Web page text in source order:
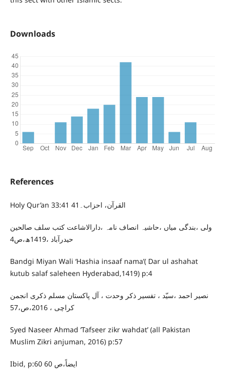
Downloads
References
Holy Qur’an 33:41 القرآن، احزاب۔41
ولی ،بندگی میاں ،حاشیہ انصاف نامہ ،دارالاشاعت کتب سلف صالحین
حیدرآباد ،1419ھ،ص4
Bandgi Miyan Wali ‘Hashia insaaf nama’( Dar ul ashahat
kutub salaf saleheen Hyderabad,1419) p:4
نصیر احمد ،سیّد ، تفسیر ذکر وحدت ، آل پاکستان مسلم ذکری انجمن
کراچی ، 2016،ص،57
Syed Naseer Ahmad ‘Tafseer zikr wahdat’ (all Pakistan
Muslim Zikri anjuman, 2016) p:57
Ibid, p:60 ایضاً،ص 60